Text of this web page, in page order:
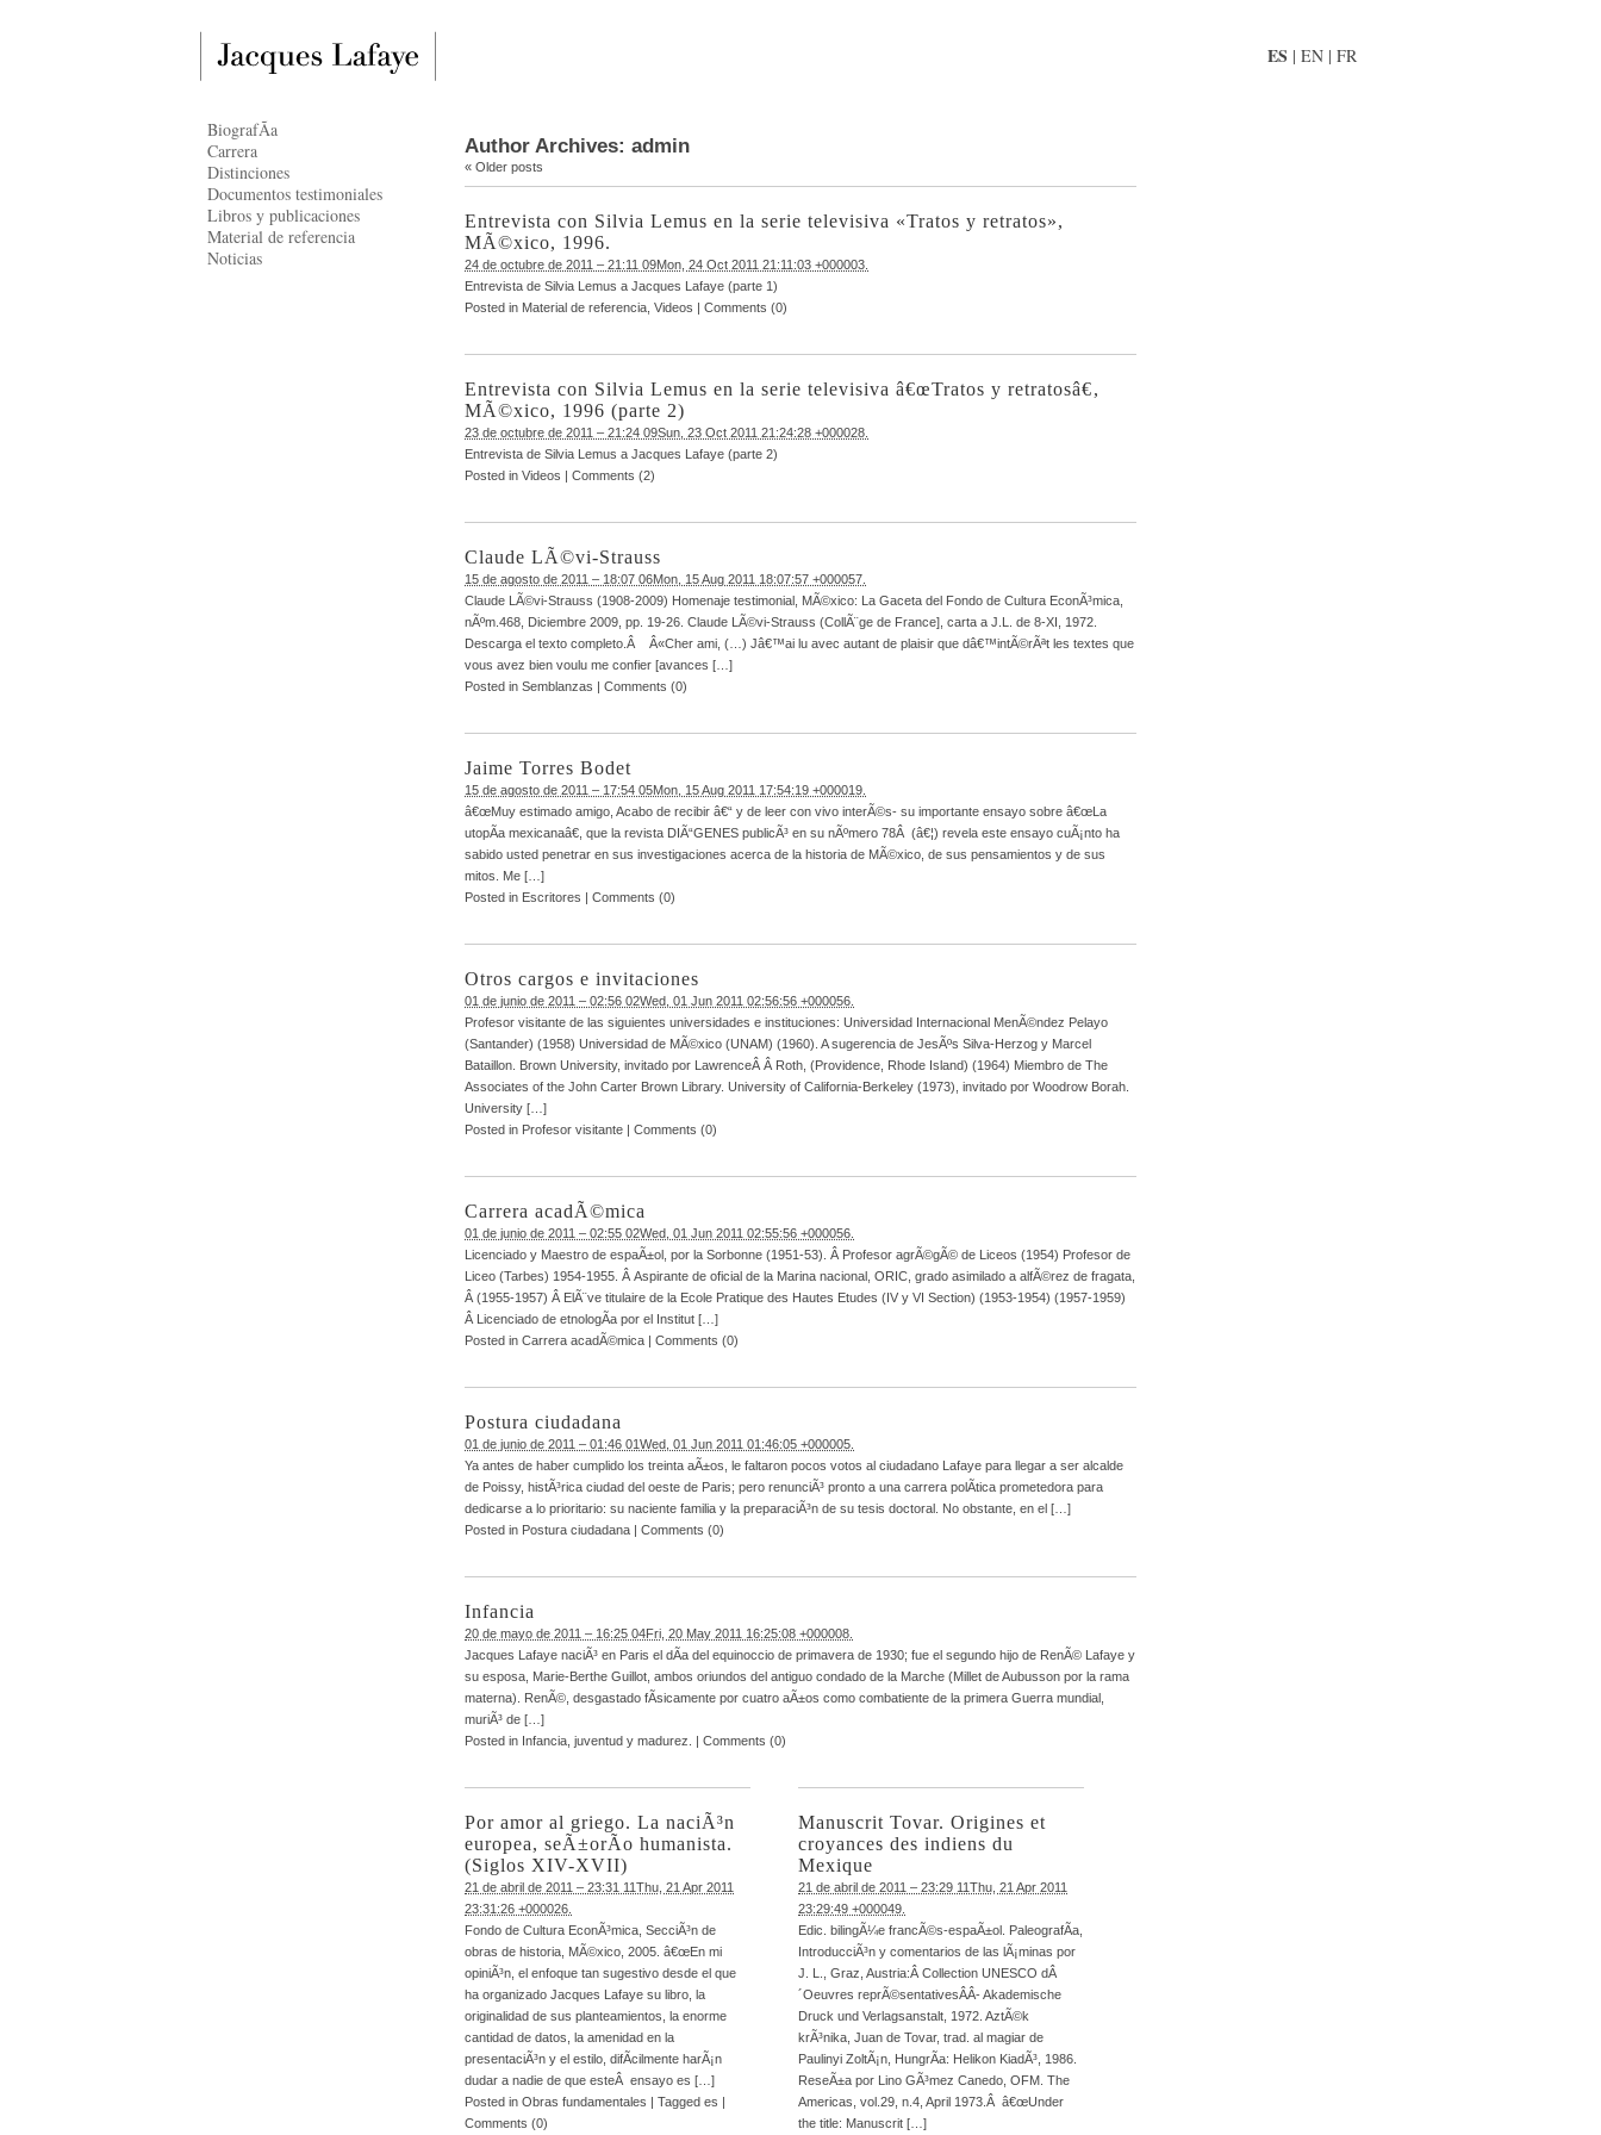
Author Archives: admin
« Older posts
Entrevista con Silvia Lemus en la serie televisiva «Tratos y retratos»,
MÃ©xico, 1996.
24 de octubre de 2011 – 21:11 09Mon, 24 Oct 2011 21:11:03 +000003.
Entrevista de Silvia Lemus a Jacques Lafaye (parte 1)
Posted in Material de referencia Videos | Comments (0)
Entrevista con Silvia Lemus en la serie televisiva â€œTratos y retratosâ€,
MÃ©xico, 1996 (parte 2)
23 de octubre de 2011 – 21:24 09Sun, 23 Oct 2011 21:24:28 +000028.
Entrevista de Silvia Lemus a Jacques Lafaye (parte 2)
Posted in Videos | Comments (2)
Claude LÃ©vi-Strauss
15 de agosto de 2011 – 18:07 06Mon, 15 Aug 2011 18:07:57 +000057.
Claude LÃ©vi-Strauss (1908-2009) Homenaje testimonial, MÃ©xico: La Gaceta del Fondo de Cultura EconÃ³mica,
nÃºm.468, Diciembre 2009, pp. 19-26. Claude LÃ©vi-Strauss (CollÃ¨ge de France], carta a J.L. de 8-XI, 1972.
Descarga el texto completo.Â Â«Cher ami, (…) Jâ€™ai lu avec autant de plaisir que dâ€™intÃ©rÃªt les textes que
vous avez bien voulu me confier [avances […]
Posted in Semblanzas | Comments (0)
Jaime Torres Bodet
15 de agosto de 2011 – 17:54 05Mon, 15 Aug 2011 17:54:19 +000019.
â€œMuy estimado amigo, Acabo de recibir â€“ y de leer con vivo interÃ©s- su importante ensayo sobre â€œLa
utopÃ­a mexicanaâ€, que la revista DIÃ“GENES publicÃ³ en su nÃºmero 78Â (â€¦) revela este ensayo cuÃ¡nto ha
sabido usted penetrar en sus investigaciones acerca de la historia de MÃ©xico, de sus pensamientos y de sus
mitos. Me […]
Posted in Escritores | Comments (0)
Otros cargos e invitaciones
01 de junio de 2011 – 02:56 02Wed, 01 Jun 2011 02:56:56 +000056.
Profesor visitante de las siguientes universidades e instituciones: Universidad Internacional MenÃ©ndez Pelayo
(Santander) (1958) Universidad de MÃ©xico (UNAM) (1960). A sugerencia de JesÃºs Silva-Herzog y Marcel
Bataillon. Brown University, invitado por LawrenceÂ Â Roth, (Providence, Rhode Island) (1964) Miembro de The
Associates of the John Carter Brown Library. University of California-Berkeley (1973), invitado por Woodrow Borah.
University […]
Posted in Profesor visitante | Comments (0)
Carrera acadÃ©mica
01 de junio de 2011 – 02:55 02Wed, 01 Jun 2011 02:55:56 +000056.
Licenciado y Maestro de espaÃ±ol, por la Sorbonne (1951-53). Â Profesor agrÃ©gÃ© de Liceos (1954) Profesor de
Liceo (Tarbes) 1954-1955. Â Aspirante de oficial de la Marina nacional, ORIC, grado asimilado a alfÃ©rez de fragata,
Â (1955-1957) Â ElÃ¨ve titulaire de la Ecole Pratique des Hautes Etudes (IV y VI Section) (1953-1954) (1957-1959)
Â Licenciado de etnologÃ­a por el Institut […]
Posted in Carrera acadÃ©mica | Comments (0)
Postura ciudadana
01 de junio de 2011 – 01:46 01Wed, 01 Jun 2011 01:46:05 +000005.
Ya antes de haber cumplido los treinta aÃ±os, le faltaron pocos votos al ciudadano Lafaye para llegar a ser alcalde
de Poissy, histÃ³rica ciudad del oeste de Paris; pero renunciÃ³ pronto a una carrera polÃ­tica prometedora para
dedicarse a lo prioritario: su naciente familia y la preparaciÃ³n de su tesis doctoral. No obstante, en el […]
Posted in Postura ciudadana | Comments (0)
Infancia
20 de mayo de 2011 – 16:25 04Fri, 20 May 2011 16:25:08 +000008.
Jacques Lafaye naciÃ³ en Paris el dÃ­a del equinoccio de primavera de 1930; fue el segundo hijo de RenÃ© Lafaye y
su esposa, Marie-Berthe Guillot, ambos oriundos del antiguo condado de la Marche (Millet de Aubusson por la rama
materna). RenÃ©, desgastado fÃ­sicamente por cuatro aÃ±os como combatiente de la primera Guerra mundial,
muriÃ³ de […]
Posted in Infancia, juventud y madurez. | Comments (0)
Por amor al griego. La naciÃ³n
europea, seÃ±orÃ­o humanista.
(Siglos XIV-XVII)
21 de abril de 2011 – 23:31 11Thu, 21 Apr 2011
23:31:26 +000026.
Fondo de Cultura EconÃ³mica, SecciÃ³n de
obras de historia, MÃ©xico, 2005. â€œEn mi
opiniÃ³n, el enfoque tan sugestivo desde el que
ha organizado Jacques Lafaye su libro, la
originalidad de sus planteamientos, la enorme
cantidad de datos, la amenidad en la
presentaciÃ³n y el estilo, difÃ­cilmente harÃ¡n
dudar a nadie de que esteÂ ensayo es […]
Posted in Obras fundamentales | Tagged es |
Comments (0)
Manuscrit Tovar. Origines et
croyances des indiens du
Mexique
21 de abril de 2011 – 23:29 11Thu, 21 Apr 2011
23:29:49 +000049.
Edic. bilingÃ¼e francÃ©s-espaÃ±ol. PaleografÃ­a,
IntroducciÃ³n y comentarios de las lÃ¡minas por
J. L., Graz, Austria:Â Collection UNESCO dÂ
´Oeuvres reprÃ©sentativesÂ­Â­- Akademische
Druck und Verlagsanstalt, 1972. AztÃ©k
krÃ³nika, Juan de Tovar, trad. al magiar de
Paulinyi ZoltÃ¡n, HungrÃ­a: Helikon KiadÃ³, 1986.
ReseÃ±a por Lino GÃ³mez Canedo, OFM. The
Americas, vol.29, n.4, April 1973.Â â€œUnder
the title: Manuscrit […]
BiografÃ­a
Carrera
Distinciones
Documentos testimoniales
Libros y publicaciones
Material de referencia
Noticias
ES | EN | FR